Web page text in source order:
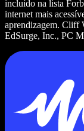
incluído na lista
internet mais
aprendizagem. Cliff
EdSurge, Inc., PC